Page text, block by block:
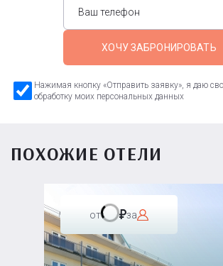
ХОЧУ ЗАБРОНИРОВАТЬ
Нажимая кнопку «Отправить заявку», я даю
обработку моих персональных данных
ПОХОЖИЕ ОТЕЛИ
от за